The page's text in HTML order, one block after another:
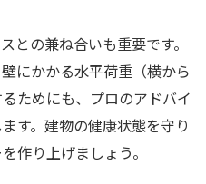
との兼ね合いも重要です。
にかかる水平荷重（横から
ためにも、プロのアドバイ
す。建物の健康状態を守り
作り上げましょう。